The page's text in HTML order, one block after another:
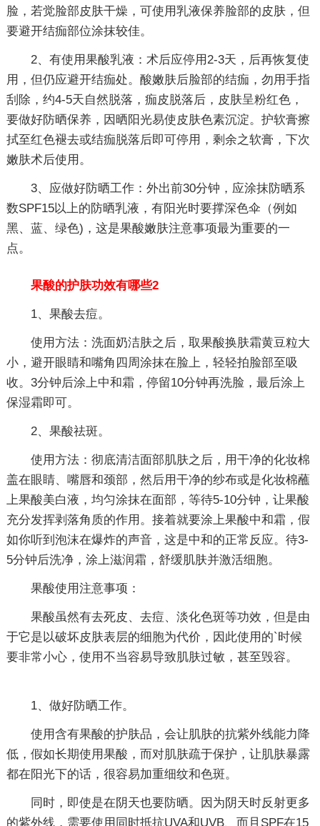
脸，若觉脸部皮肤干燥，可使用乳液保养脸部的皮肤，但
要避开结痂部位涂抹较佳。
2、有使用果酸乳液：术后应停用2-3天，后再恢复使
用，但仍应避开结痂处。酸嫩肤后脸部的结痂，勿用手指
刮除，约4-5天自然脱落，痂皮脱落后，皮肤呈粉红色，
要做好防晒保养，因晒阳光易使皮肤色素沉淀。护软膏擦
拭至红色褪去或结痂脱落后即可停用，剩余之软膏，下次
嫩肤术后使用。
3、应做好防晒工作：外出前30分钟，应涂抹防晒系
数SPF15以上的防晒乳液，有阳光时要撑深色伞（例如
黑、蓝、绿色)，这是果酸嫩肤注意事项最为重要的一
点。
果酸的护肤功效有哪些2
1、果酸去痘。
使用方法：洗面奶洁肤之后，取果酸换肤霜黄豆粒大
小，避开眼睛和嘴角四周涂抹在脸上，轻轻拍脸部至吸
收。3分钟后涂上中和霜，停留10分钟再洗脸，最后涂上
保湿霜即可。
2、果酸祛斑。
使用方法：彻底清洁面部肌肤之后，用干净的化妆棉
盖在眼睛、嘴唇和颈部，然后用干净的纱布或是化妆棉蘸
上果酸美白液，均匀涂抹在面部，等待5-10分钟，让果酸
充分发挥剥落角质的作用。接着就要涂上果酸中和霜，假
如你听到泡沫在爆炸的声音，这是中和的正常反应。待3-
5分钟后洗净，涂上滋润霜，舒缓肌肤并激活细胞。
果酸使用注意事项：
果酸虽然有去死皮、去痘、淡化色斑等功效，但是由
于它是以破坏皮肤表层的细胞为代价，因此使用的`时候
要非常小心，使用不当容易导致肌肤过敏，甚至毁容。
1、做好防晒工作。
使用含有果酸的护肤品，会让肌肤的抗紫外线能力降
低，假如长期使用果酸，而对肌肤疏于保护，让肌肤暴露
都在阳光下的话，很容易加重细纹和色斑。
同时，即使是在阴天也要防晒。因为阴天时反射更多
的紫外线，需要使用同时抵抗UVA和UVB、而且SPF在15